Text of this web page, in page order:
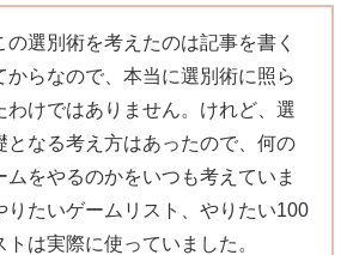
の選別術を考えたのは記事を書く
からなので、本当に選別術に照ら
わけではありません。けれど、選
となる考え方はあったので、何の
ムをやるのかをいつも考えていま
りたいゲームリスト、やりたい100
トは実際に使っていました。